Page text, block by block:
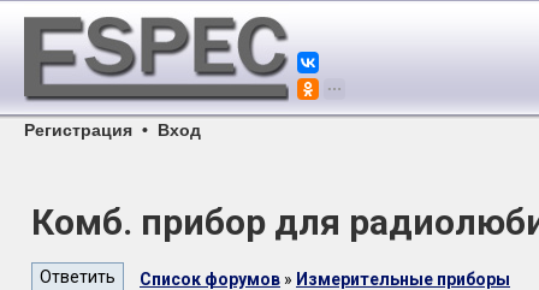
Регистрация • Вход
Комб. прибор для
Список форумов » Измерительные приборы